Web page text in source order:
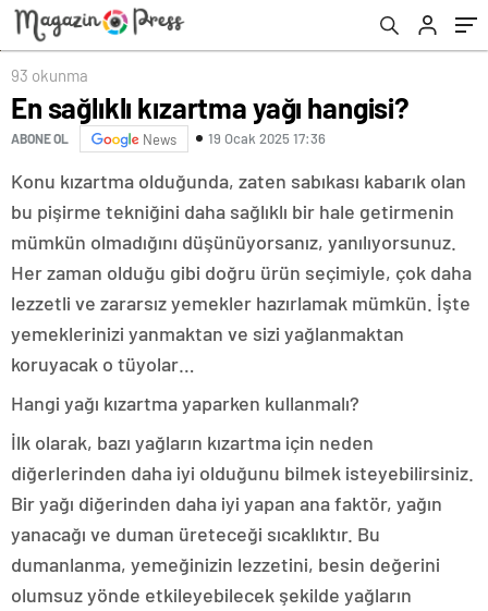
93 okunma
En sağlıklı kızartma yağı hangisi?
ABONE OL News 19 Ocak 2025 17:36
Konu kızartma olduğunda, zaten sabıkası kabarık olan
bu pişirme tekniğini daha sağlıklı bir hale getirmenin
mümkün olmadığını düşünüyorsanız, yanılıyorsunuz.
Her zaman olduğu gibi doğru ürün seçimiyle, çok daha
lezzetli ve zararsız yemekler hazırlamak mümkün. İşte
yemeklerinizi yanmaktan ve sizi yağlanmaktan
koruyacak o tüyolar…
Hangi yağı kızartma yaparken kullanmalı?
İlk olarak, bazı yağların kızartma için neden
diğerlerinden daha iyi olduğunu bilmek isteyebilirsiniz.
Bir yağı diğerinden daha iyi yapan ana faktör, yağın
yanacağı ve duman üreteceği sıcaklıktır. Bu
dumanlanma, yemeğinizin lezzetini, besin değerini
olumsuz yönde etkileyebilecek şekilde yağların